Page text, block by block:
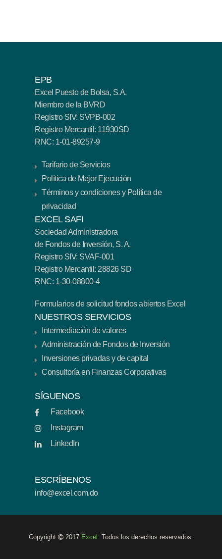
EPB
Excel Puesto de Bolsa, S.A.
Miembro de la BVRD
Registro SIV: SVPB-002
Registro Mercantil: 11930SD
RNC: 1-01-89257-9
Tarifario de Servicios
Política de Mejor Ejecución
Términos y condiciones y Política de
privacidad
EXCEL SAFI
Sociedad Administradora
de Fondos de Inversión, S. A.
Registro SIV: SVAF-001
Registro Mercantil: 28826 SD
RNC: 1-30-08800-4
Formularios de solicitud fondos abiertos Excel
NUESTROS SERVICIOS
Intermediación de valores
Administración de Fondos de Inversión
Inversiones privadas y de capital
Consultoría en Finanzas Corporativas
SÍGUENOS
Facebook
Instagram
LinkedIn
ESCRÍBENOS
info@excel.com.do
Copyright 2017 Excel. Todos los derechos reservados.